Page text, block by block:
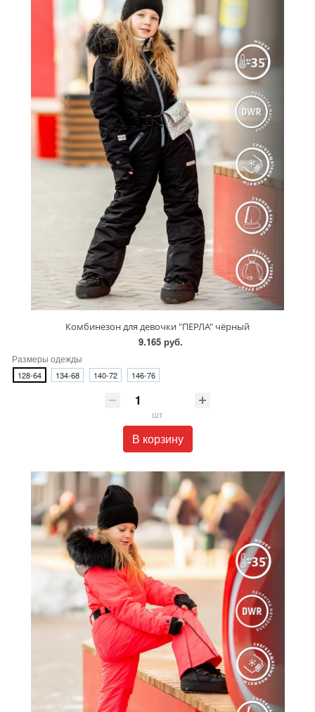
Комбинезон для девочки "ПЕРЛА" чёрный
9.165 руб.
Размеры одежды
128-64 134-68 140-72 146-76
шт
В корзину